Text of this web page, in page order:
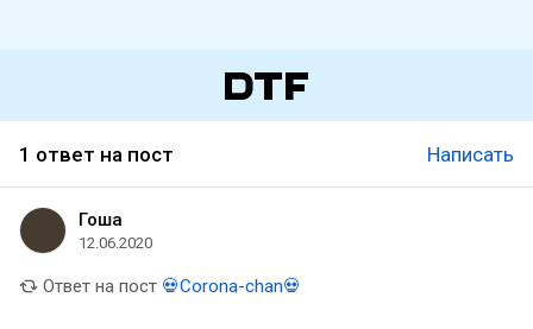
1 ответ на пост Написать
Гоша
12.06.2020
Ответ на пост 💀Corona-chan💀